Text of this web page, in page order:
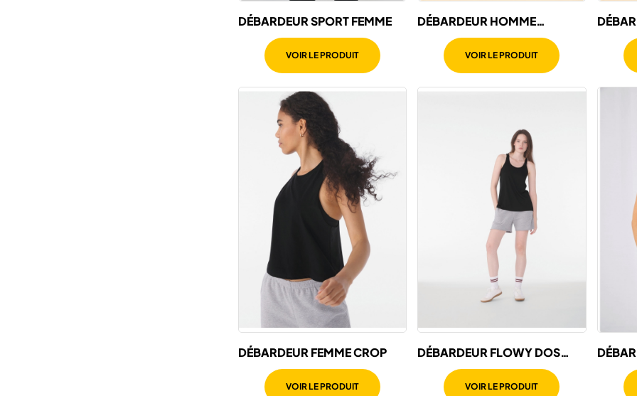
DÉBARDEUR SPORT FEMME
VOIR LE PRODUIT
DÉBARDEUR HOMME
VALUEWEIGHT (61-098-0)
VOIR LE PRODUIT
DÉBARDEUR FEMME CROP
VOIR LE PRODUIT
DÉBARDEUR FLOWY DOS
NAGEUR
VOIR LE PRODUIT
FEMME